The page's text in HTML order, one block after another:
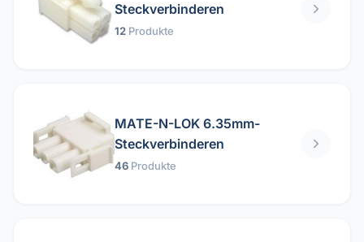
Steckverbinderen
12 Produkte
MATE-N-LOK 6.35mm-
Steckverbinderen
46 Produkte